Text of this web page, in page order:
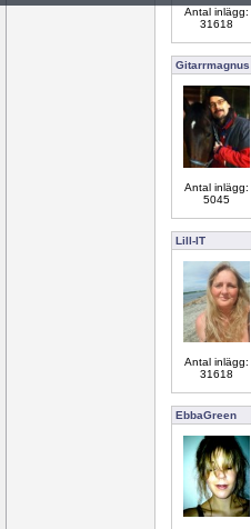
Antal inlägg:
31618
Gitarrmagnus
Antal inlägg:
5045
Lill-IT
Antal inlägg:
31618
EbbaGreen